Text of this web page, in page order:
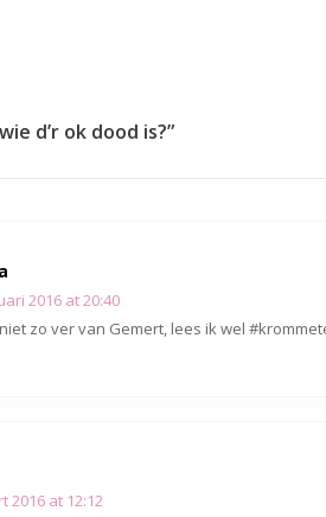
d’r ok dood is?”
2016 at 20:40
zo ver van Gemert, lees ik wel
2016 at 12:12